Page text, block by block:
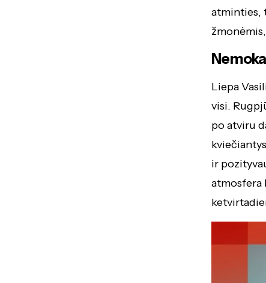
atminties,
Liepa
visi.
po atviru
ir
atmosfera